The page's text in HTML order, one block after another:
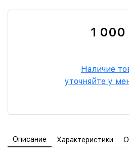
1 000
Наличие
уточняйте у
Описание Характеристики